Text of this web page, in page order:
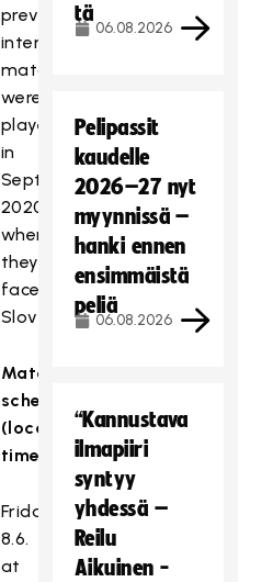
previous
international
matches
were
played
in
September
2020
when
they
faced
Slovakia.
Match
schedule
(local
time):
Friday
8.6.
at
tä
06.08.2026
Pelipassit
kaudelle
2026–27 nyt
myynnissä –
hanki ennen
ensimmäistä
peliä
06.08.2026
“Kannustava
ilmapiiri
syntyy
yhdessä –
Reilu
Aikuinen -